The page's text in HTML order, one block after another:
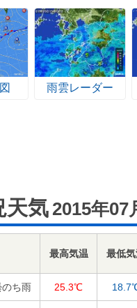
雨雲レーダー
天気 2015年07
最高気温 最低
のち雨 25.3℃